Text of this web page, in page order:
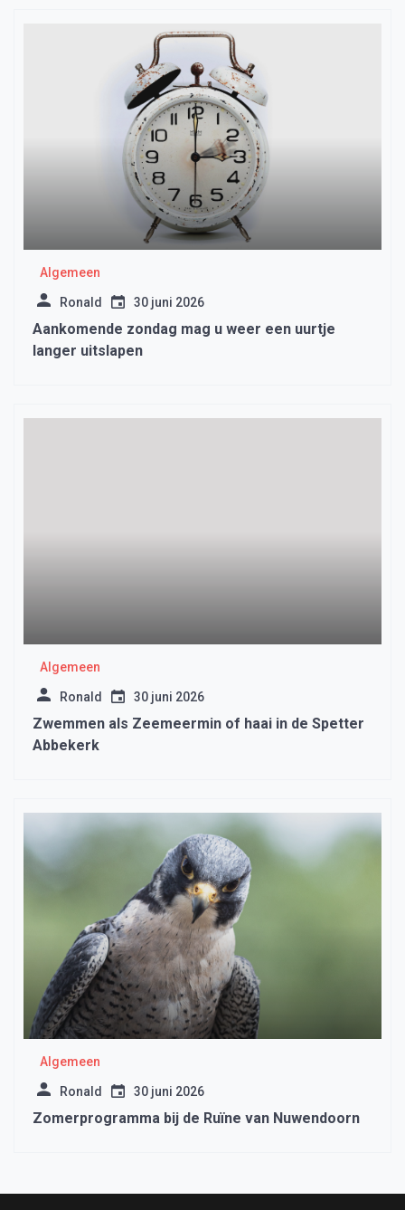
Algemeen
Ronald 30 juni 2026
Aankomende zondag mag u weer een uurtje
langer uitslapen
Algemeen
Ronald 30 juni 2026
Zwemmen als Zeemeermin of haai in de Spetter
Abbekerk
Algemeen
Ronald 30 juni 2026
Zomerprogramma bij de Ruïne van Nuwendoorn